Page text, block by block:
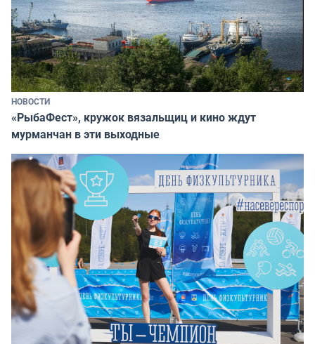
НОВОСТИ
«РыбаФест», кружок вязальщиц и кино ждут
мурманчан в эти выходные